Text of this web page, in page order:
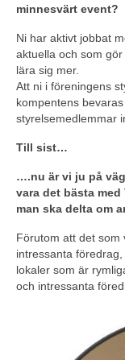
minnesvärt event?
Ni har aktivt jobbat
aktuella och som
lära sig mer.
Att ni i föreningens
kompentens
styrelsemedlemmar
Till sist…
….nu är vi ju på
vara det bästa
man ska delta om
Förutom att det som
intressanta
lokaler som är
och intressanta